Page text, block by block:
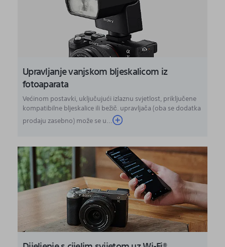
Upravljanje vanjskom bljeskalicom iz
fotoaparata
Većinom postavki, uključujući izlaznu svjetlost, priključene
kompatibilne bljeskalice ili bežič. upravljača (oba se dodatka
prodaju zasebno) može se u...